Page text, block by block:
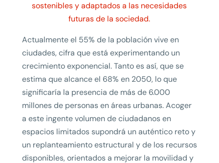
sostenibles y adaptados a las necesidades
futuras de la sociedad.
Actualmente el 55% de la población vive en
ciudades, cifra que está experimentando un
crecimiento exponencial. Tanto es así, que se
estima que alcance el 68% en 2050, lo que
significaría la presencia de más de 6.000
millones de personas en áreas urbanas. Acoger
a este ingente volumen de ciudadanos en
espacios limitados supondrá un auténtico reto y
un replanteamiento estructural y de los recursos
disponibles, orientados a mejorar la movilidad y